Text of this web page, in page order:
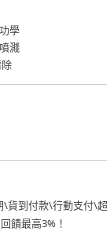
學
濺
\貨到付款\行動支付\
饋最高3%！